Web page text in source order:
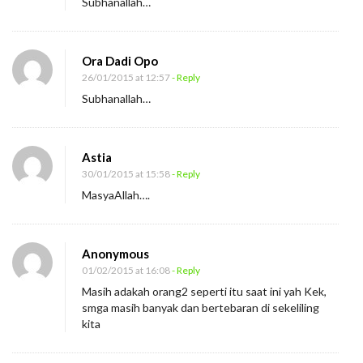
k
a
Ora Dadi Opo
26/01/2015 at 12:57- Reply
Subhanallah…
Astia
30/01/2015 at 15:58- Reply
MasyaAllah….
Anonymous
01/02/2015 at 16:08- Reply
Masih adakah orang2 seperti itu saat ini yah Kek,
smga masih banyak dan bertebaran di sekeliling
kita